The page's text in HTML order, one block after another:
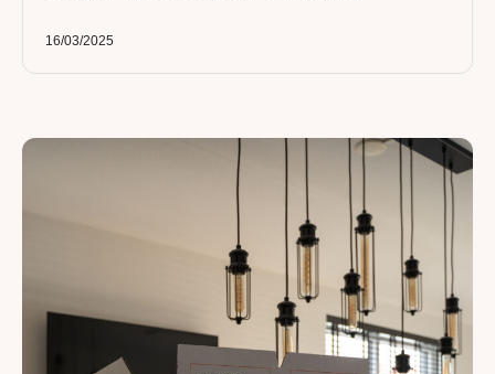
16/03/2025